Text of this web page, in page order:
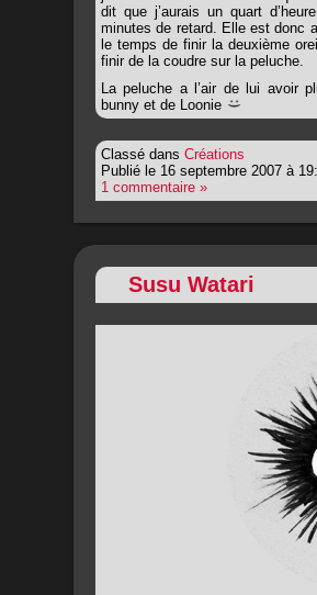
dit que j’aurais un quart
minutes de retard. Elle est donc
le temps de finir la deuxième
finir de la coudre sur la peluche.
La peluche a l’air de lui avoir
bunny et de Loonie
Classé dans Créations
Publié le 16 septembre 2007 à
1 commentaire »
Susu Watari